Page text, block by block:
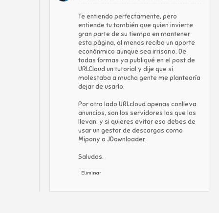
Te entiendo perfectamente, pero
entiende tu también que quien invierte
gran parte de su tiempo en mantener
esta página, al menos reciba un aporte
econónmico aunque sea irrisorio. De
todas formas ya publiqué en el post de
URLCloud un tutorial y dije que si
molestaba a mucha gente me plantearía
dejar de usarlo.
Por otro lado URLcloud apenas conlleva
anuncios, son los servidores los que los
llevan, y si quieres evitar eso debes de
usar un gestor de descargas como
Mipony o JDownloader.
Saludos.
Eliminar